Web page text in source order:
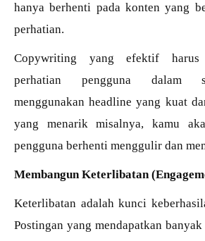
hanya berhenti pada konten yang
perhatian.
Copywriting yang efektif harus
perhatian pengguna dalam
menggunakan headline yang kuat
yang menarik misalnya, kamu
pengguna berhenti menggulir dan
Membangun Keterlibatan
Keterlibatan adalah kunci
Postingan yang mendapatkan